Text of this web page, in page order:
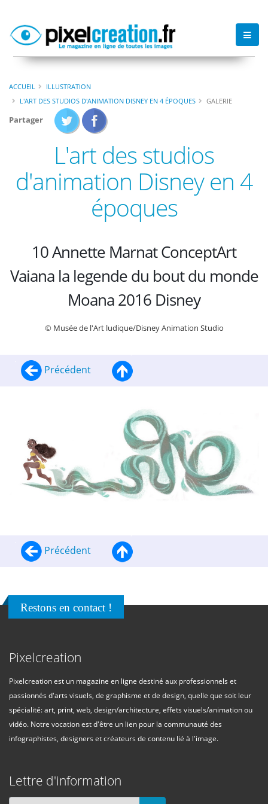
ACCUEIL
ILLUSTRATION
L'ART DES STUDIOS D'ANIMATION DISNEY EN 4 ÉPOQUES
GALERIE
Partager
L'art des studios
d'animation Disney en 4
époques
10 Annette Marnat ConceptArt
Vaiana la legende du bout du monde
Moana 2016 Disney
© Musée de l'Art ludique/Disney Animation Studio
Précédent
Précédent
Restons en contact !
Pixelcreation
Pixelcreation est un magazine en ligne destiné aux professionnels et
passionnés d'arts visuels, de graphisme et de design, quelle que soit leur
spécialité: art, print, web, design/architecture, effets visuels/animation ou
vidéo. Notre vocation est d'être un lien pour la communauté des
infographistes, designers et créateurs de contenu lié à l'image.
Lettre d'information